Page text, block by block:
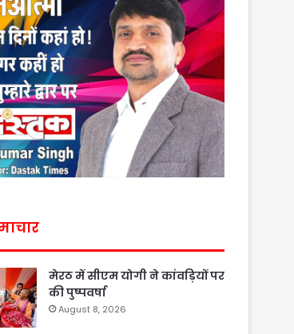
मेरठ में सीएम योगी ने कांवड़ियों पर
की पुष्पवर्षा
August 8, 2026